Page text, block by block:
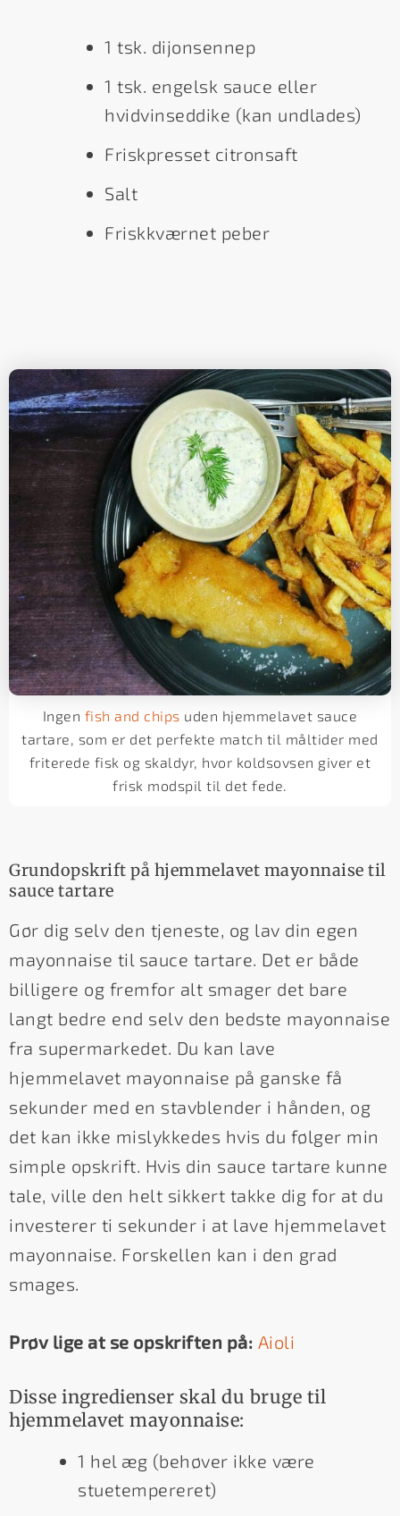
1 tsk. dijonsennep
1 tsk. engelsk sauce eller
hvidvinseddike (kan undlades)
Friskpresset citronsaft
Salt
Friskkværnet peber
Ingen fish and chips uden hjemmelavet sauce
tartare, som er det perfekte match til måltider med
friterede fisk og skaldyr, hvor koldsovsen giver et
frisk modspil til det fede.
Grundopskrift på hjemmelavet mayonnaise til
sauce tartare
Gør dig selv den tjeneste, og lav din egen
mayonnaise til sauce tartare. Det er både
billigere og fremfor alt smager det bare
langt bedre end selv den bedste mayonnaise
fra supermarkedet. Du kan lave
hjemmelavet mayonnaise på ganske få
sekunder med en stavblender i hånden, og
det kan ikke mislykkedes hvis du følger min
simple opskrift. Hvis din sauce tartare kunne
tale, ville den helt sikkert takke dig for at du
investerer ti sekunder i at lave hjemmelavet
mayonnaise. Forskellen kan i den grad
smages.
Prøv lige at se opskriften på: Aioli
Disse ingredienser skal du bruge til
hjemmelavet mayonnaise:
1 hel æg (behøver ikke være
stuetempereret)